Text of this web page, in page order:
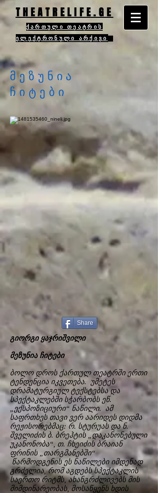
THEATRELIFE.GE
ქართული თეატრის
ელექტრონული არქივი
მეზუნია
ჩიტები
Share
გიორგი ყაჯრიშვილი
მეზუნია ჩიტები
ბოლო დროს ქართულ თეატრში ერთი
ტენდენცია იკვეთება. უმეტეს
დრამატურგიულ ტექსტებსა და
სპექტაკლებში სჭარბობს ეწ.
„ექსპოზიციური“ ნაწილი. ამ
საფრთხეს თავი ვერ აარიდეს დიდმა
რეჟისორებმაც: რ. სტურუას და ნ.
შველიძის ბ. ბრეჰტის „დაკანონებული
უკანონობა“, თ. ჩხეიძის ბრაიან
ფრინის „თარგმანებში“
წარმოდგენის ეს ნაწილები იმდენად
გრძელია, რომ აგდებს სპექტაკლის
საერთო რიტმს, ახანგრძლივებს მის
მიმდინარეობას, მოსაწყენს ხდის